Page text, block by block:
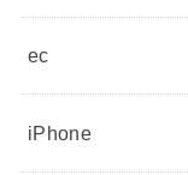
ec
iPhone